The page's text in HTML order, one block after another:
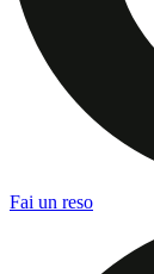
Fai un reso